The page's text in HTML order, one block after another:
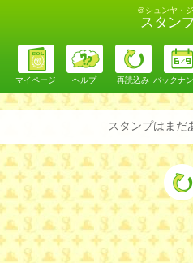
＠シュンヤ・
スタン
マイページ ヘルプ 再読込み バックナ
スタンプはまだ